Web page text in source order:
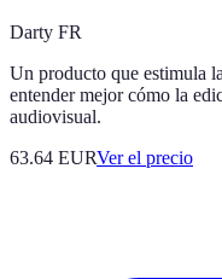
Darty FR
Un producto que estimula
entender mejor cómo la
audiovisual.
63.64 EURVer el precio